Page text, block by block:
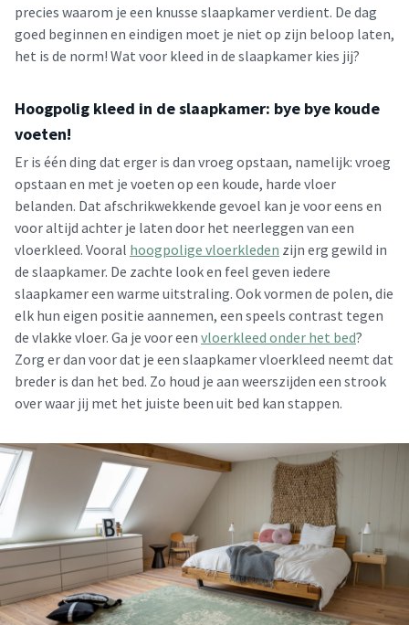
precies waarom je een knusse slaapkamer verdient. De dag
goed beginnen en eindigen moet je niet op zijn beloop laten,
het is de norm! Wat voor kleed in de slaapkamer kies jij?
Hoogpolig kleed in de slaapkamer: bye bye koude
voeten!
Er is één ding dat erger is dan vroeg opstaan, namelijk: vroeg
opstaan en met je voeten op een koude, harde vloer
belanden. Dat afschrikwekkende gevoel kan je voor eens en
voor altijd achter je laten door het neerleggen van een
vloerkleed. Vooral hoogpolige vloerkleden zijn erg gewild in
de slaapkamer. De zachte look en feel geven iedere
slaapkamer een warme uitstraling. Ook vormen de polen, die
elk hun eigen positie aannemen, een speels contrast tegen
de vlakke vloer. Ga je voor een vloerkleed onder het bed?
Zorg er dan voor dat je een slaapkamer vloerkleed neemt dat
breder is dan het bed. Zo houd je aan weerszijden een strook
over waar jij met het juiste been uit bed kan stappen.